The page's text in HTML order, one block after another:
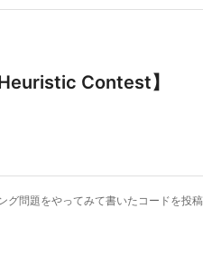
Contest】
問題をやってみて書いたコードを投稿